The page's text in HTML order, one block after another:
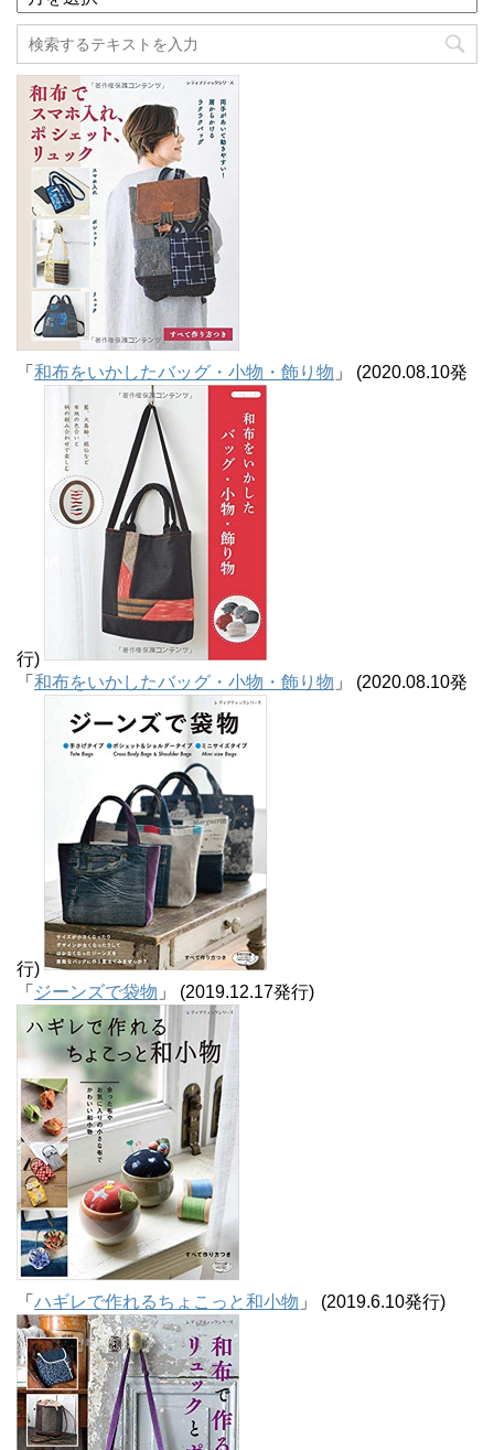
ー
カ
イ
ブ
「 和布をいかしたバッグ・小物・飾り物 」 (2020.08.10発
行)
「 和布をいかしたバッグ・小物・飾り物 」 (2020.08.10発
行)
「 ジーンズで袋物 」 (2019.12.17発行)
「 ハギレで作れるちょこっと和小物 」 (2019.6.10発行)